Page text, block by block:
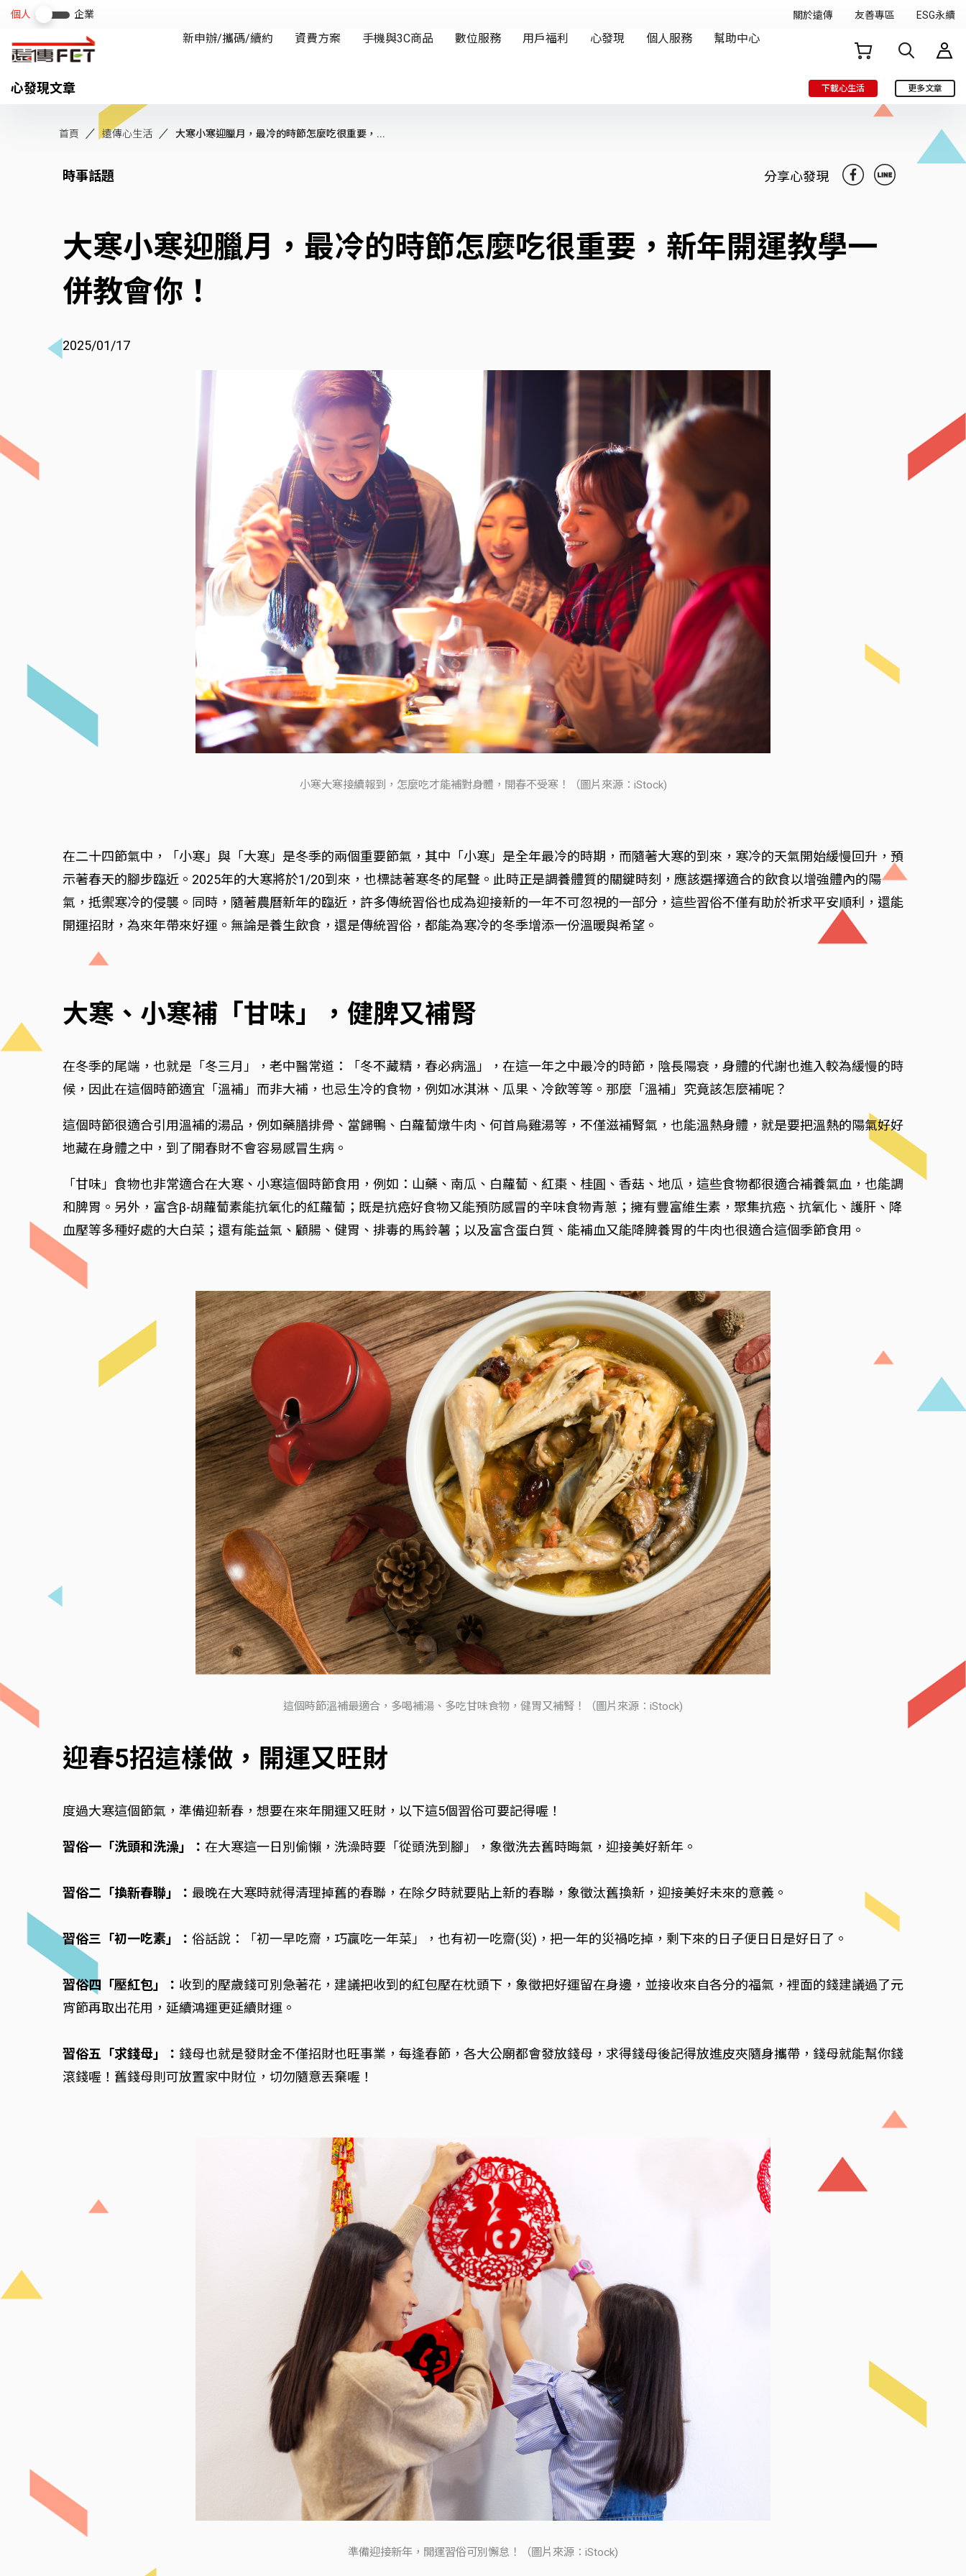
心發現文章 下載心生活 更多文章
首頁 遠傳心生活 大寒小寒迎臘月，最冷的時節怎麼吃很重要，...
時事話題 分享心發現
大寒小寒迎臘月，最冷的時節怎麼吃很重要，新年開運教學一
併教會你！
2025/01/17
小寒大寒接續報到，怎麼吃才能補對身體，開春不受寒！（圖片來源：iStock)
在二十四節氣中，「小寒」與「大寒」是冬季的兩個重要節氣，其中「小寒」是全年最冷的時期，而隨著大寒的到來，寒冷的天氣開始緩慢回升，預
示著春天的腳步臨近。2025年的大寒將於1/20到來，也標誌著寒冬的尾聲。此時正是調養體質的關鍵時刻，應該選擇適合的飲食以增強體內的陽
氣，抵禦寒冷的侵襲。同時，隨著農曆新年的臨近，許多傳統習俗也成為迎接新的一年不可忽視的一部分，這些習俗不僅有助於祈求平安順利，還能
開運招財，為來年帶來好運。無論是養生飲食，還是傳統習俗，都能為寒冷的冬季增添一份溫暖與希望。
大寒、小寒補「甘味」，健脾又補腎
在冬季的尾端，也就是「冬三月」，老中醫常道：「冬不藏精，春必病溫」，在這一年之中最冷的時節，陰長陽衰，身體的代謝也進入較為緩慢的時
候，因此在這個時節適宜「溫補」而非大補，也忌生冷的食物，例如冰淇淋、瓜果、冷飲等等。那麼「溫補」究竟該怎麼補呢？
這個時節很適合引用溫補的湯品，例如藥膳排骨、當歸鴨、白蘿蔔燉牛肉、何首烏雞湯等，不僅滋補腎氣，也能溫熱身體，就是要把溫熱的陽氣好好
地藏在身體之中，到了開春財不會容易感冒生病。
「甘味」食物也非常適合在大寒、小寒這個時節食用，例如：山藥、南瓜、白蘿蔔、紅棗、桂圓、香菇、地瓜，這些食物都很適合補養氣血，也能調
和脾胃。另外，富含β-胡蘿蔔素能抗氧化的紅蘿蔔；既是抗癌好食物又能預防感冒的辛味食物青蔥；擁有豐富維生素，聚集抗癌、抗氧化、護肝、降
血壓等多種好處的大白菜；還有能益氣、顧腸、健胃、排毒的馬鈴薯；以及富含蛋白質、能補血又能降脾養胃的牛肉也很適合這個季節食用。
這個時節溫補最適合，多喝補湯、多吃甘味食物，健胃又補腎！（圖片來源：iStock)
迎春5招這樣做，開運又旺財
度過大寒這個節氣，準備迎新春，想要在來年開運又旺財，以下這5個習俗可要記得喔！
習俗一「洗頭和洗澡」： 在大寒這一日別偷懶，洗澡時要「從頭洗到腳」，象徵洗去舊時晦氣，迎接美好新年。
習俗二「換新春聯」： 最晚在大寒時就得清理掉舊的春聯，在除夕時就要貼上新的春聯，象徵汰舊換新，迎接美好未來的意義。
習俗三「初一吃素」： 俗話說：「初一早吃齋，巧贏吃一年菜」，也有初一吃齋(災)，把一年的災禍吃掉，剩下來的日子便日日是好日了。
習俗四「壓紅包」： 收到的壓歲錢可別急著花，建議把收到的紅包壓在枕頭下，象徵把好運留在身邊，並接收來自各分的福氣，裡面的錢建議過了元
宵節再取出花用，延續鴻運更延續財運。
習俗五「求錢母」： 錢母也就是發財金不僅招財也旺事業，每逢春節，各大公廟都會發放錢母，求得錢母後記得放進皮夾隨身攜帶，錢母就能幫你錢
滾錢喔！舊錢母則可放置家中財位，切勿隨意丟棄喔！
準備迎接新年，開運習俗可別懈怠！（圖片來源：iStock)